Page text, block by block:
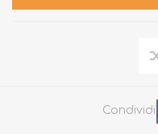
Condividi